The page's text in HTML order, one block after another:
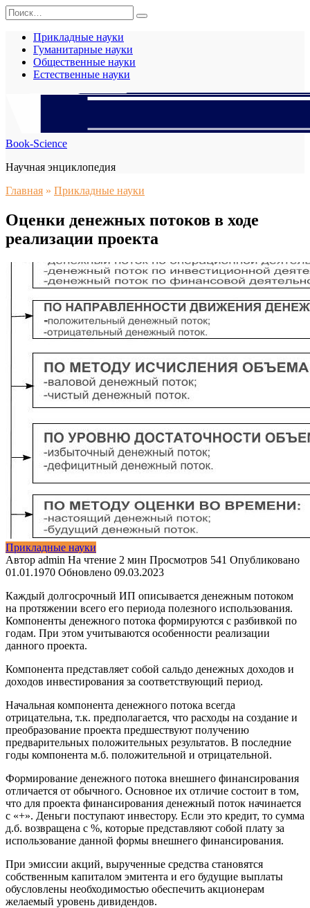
Перейти
к
содержанию
Search
for:
Прикладные науки
Гуманитарные науки
Общественные науки
Естественные науки
Book-Science
Научная энциклопедия
Главная » Прикладные науки
Оценки денежных потоков в ходе
реализации проекта
Прикладные науки
Автор admin На чтение 2 мин Просмотров 541 Опубликовано
01.01.1970 Обновлено 09.03.2023
Каждый долгосрочный ИП описывается денежным потоком
на протяжении всего его периода полезного использования.
Компоненты денежного потока формируются с разбивкой по
годам. При этом учитываются особенности реализации
данного проекта.
Компонента представляет собой сальдо денежных доходов и
доходов инвестирования за соответствующий период.
Начальная компонента денежного потока всегда
отрицательна, т.к. предполагается, что расходы на создание и
преобразование проекта предшествуют получению
предварительных положительных результатов. В последние
годы компонента м.б. положительной и отрицательной.
Формирование денежного потока внешнего финансирования
отличается от обычного. Основное их отличие состоит в том,
что для проекта финансирования денежный поток начинается
с «+». Деньги поступают инвестору. Если это кредит, то сумма
д.б. возвращена с %, которые представляют собой плату за
использование данной формы внешнего финансирования.
При эмиссии акций, вырученные средства становятся
собственным капиталом эмитента и его будущие выплаты
обусловлены необходимостью обеспечить акционерам
желаемый уровень дивидендов.